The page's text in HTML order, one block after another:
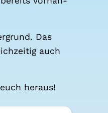
Das
auch
her­aus!